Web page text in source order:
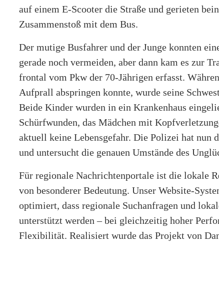
auf einem E-Scooter die Straße und gerieten
Zusammenstoß mit dem Bus.
Der mutige Busfahrer und der Junge konnten
gerade noch vermeiden, aber dann kam es zur
frontal vom Pkw der 70-Jährigen erfasst.
Aufprall abspringen konnte, wurde seine
Beide Kinder wurden in ein Krankenhaus
Schürfwunden, das Mädchen mit
aktuell keine Lebensgefahr. Die Polizei hat nun
und untersucht die genauen Umstände des
Für regionale Nachrichtenportale ist die lokale
von besonderer Bedeutung. Unser Website-
optimiert, dass regionale Suchanfragen und
unterstützt werden – bei gleichzeitig hoher
Flexibilität. Realisiert wurde das Projekt von